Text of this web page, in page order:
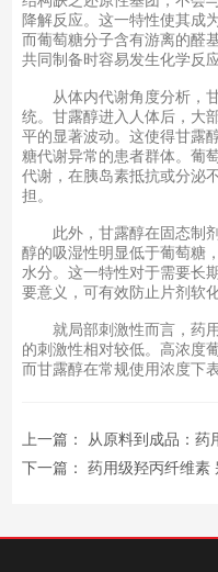
降解反应。这一特性使其成
而葡萄糖分子含有游离的醛
共同制备时容易发生化学反
从体内代谢角度分析，甘
统。甘露醇进入人体后，大
平的显著波动。这使得甘露
糖代谢异常的患者群体。葡
代谢，在胰岛素抵抗或分泌
担。
此外，甘露醇在固态制剂
醇的吸湿性明显低于葡萄糖
水分。这一特性对于需要长
要意义，可有效防止片剂软
就局部刺激性而言，药用
的刺激性相对较低。高浓度
而甘露醇在常规使用浓度下
上一篇：
从原料到成品：药
下一篇： 药用级羟丙纤维素 别